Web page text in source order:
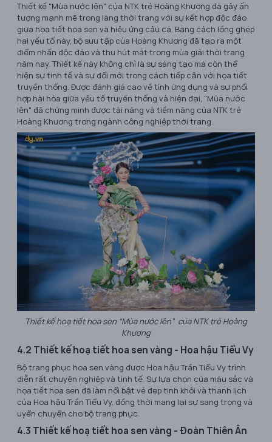
Thiết kế "Mùa nước lên" của NTK trẻ Hoàng Khương đã gây ấn
tượng mạnh mẽ trong làng thời trang với sự kết hợp độc đáo
giữa họa tiết hoa sen và hiệu ứng câu cá. Bằng cách lồng ghép
hai yếu tố này, bộ sưu tập của Hoàng Khương đã tạo ra một
điểm nhấn độc đáo và thu hút mắt trong mùa giải thời trang
năm nay. Thiết kế này không chỉ là sự sáng tạo mà còn thể
hiện sự tinh tế và sự đổi mới trong cách tiếp cận với họa tiết
truyền thống. Được đánh giá cao về tính ứng dụng và sự phối
hợp hài hòa giữa yếu tố truyền thống và hiện đại, "Mùa nước
lên" đã chứng minh được tài năng và tiềm năng của NTK trẻ
Hoàng Khương trong ngành công nghiệp thời trang.
Thiết kế hoạ tiết hoa sen “Mùa nước lên” của NTK trẻ Hoàng
Khương
4.2 Thiết kế hoạ tiết hoa sen vàng - Hoa hậu Tiểu Vy
Bộ trang phục hoa sen vàng được Hoa hậu Trần Tiểu Vy trình
diễn rất chuyên nghiệp và tinh tế. Sự lựa chọn của màu sắc và
họa tiết hoa sen đã làm nổi bật vẻ đẹp tinh khôi và thanh lịch
của Hoa hậu Trần Tiểu Vy, đồng thời mang lại sự sang trọng và
uyển chuyển cho bộ trang phục.
4.3 Thiết kế hoạ tiết hoa sen vàng - Đoàn Thiên Ân